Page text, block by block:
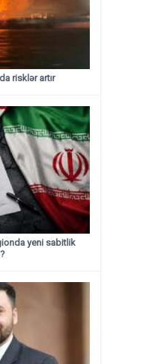
risklər artır
yeni sabitlik